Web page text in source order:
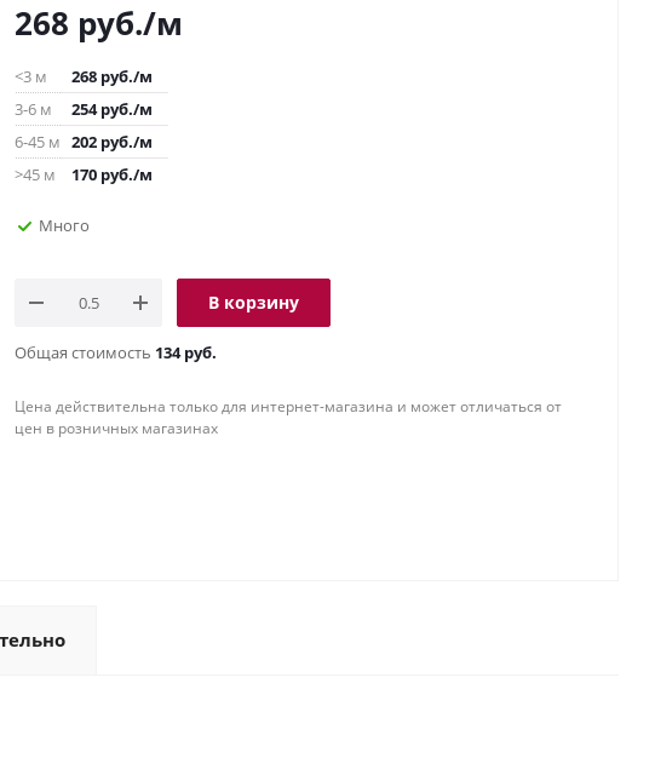
268 руб./м
<3 м 268 руб./м
3-6 м
254руб./м
6-45 м 202 руб./м
>45 м
170 руб./м
Много
В корзину
Общая стоимость 134 руб.
Цена действительна только для интернет-магазина и может отличаться от
цен в розничных магазинах